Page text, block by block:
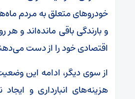
خودروهای متعلق به مردم
و بارندگی باقی مانده‌اند و
اقتصادی خود را از دست
از سوی دیگر، ادامه این
هزینه‌های انبارداری و ایجاد